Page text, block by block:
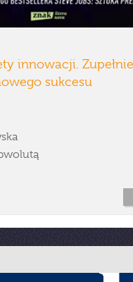
innowacji.
sukcesu